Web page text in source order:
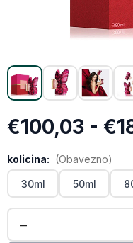
€100,03 -
kolicina: (Obavezno)
30ml 50ml